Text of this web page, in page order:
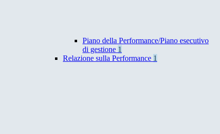
Piano della Performance/Piano esecutivo
di gestione 1
Relazione sulla Performance 1